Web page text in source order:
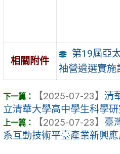
相關附件
第19屆亞
袖營遴選實施
【2025-07-23】 清
立清華大學高中學生科學
【2025-07-23】 臺
系互動技術平臺產業新興